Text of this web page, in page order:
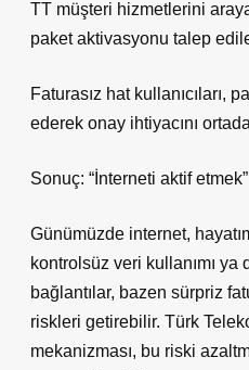
TT müşteri hizmetlerini
paket aktivasyonu talep
Faturasız hat kullanıcıları,
ederek onay ihtiyacını
Sonuç: “İnterneti aktif
Günümüzde internet,
kontrolsüz veri kullanımı ya
bağlantılar, bazen sürpriz
riskleri getirebilir. Türk
mekanizması, bu riski